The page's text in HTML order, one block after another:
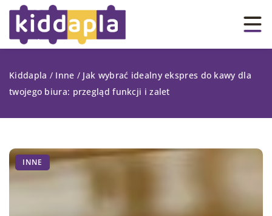
Kiddapla / Inne / Jak wybrać idealny ekspres do kawy dla
twojego biura: przegląd funkcji i zalet
INNE